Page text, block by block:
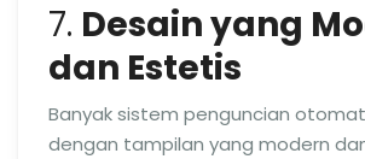
7. Desain yang
dan Estetis
Banyak sistem penguncian
dengan tampilan yang modern